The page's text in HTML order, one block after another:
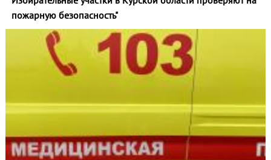
пожарную безопасность"